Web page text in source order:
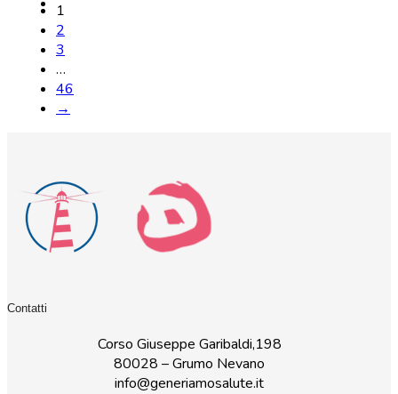
1
2
3
…
46
→
Contatti
Corso Giuseppe Garibaldi,198
80028 – Grumo Nevano
info@generiamosalute.it